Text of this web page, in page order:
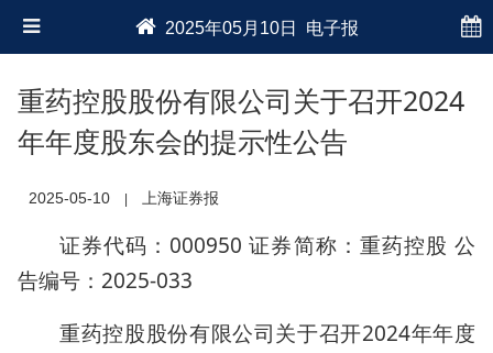
2025年05月10日 电子报
重药控股股份有限公司关于召开2024
年年度股东会的提示性公告
2025-05-10 上海证券报
证券代码：000950 证券简称：重药控股 公
告编号：2025-033
重药控股股份有限公司关于召开2024年年度